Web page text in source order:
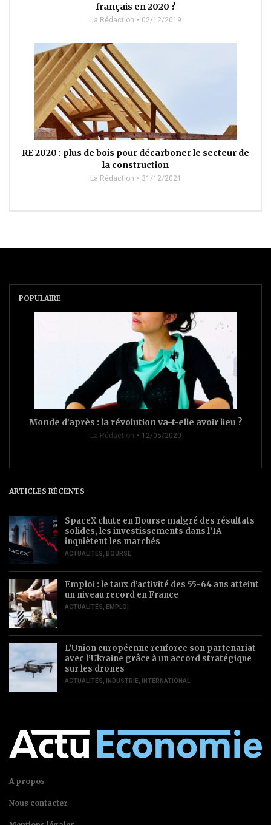
français en 2020 ?
La Rédaction 02/12/2019
RE 2020 : plus de bois pour décarboner le secteur de
la construction
La Rédaction 31/12/2021
POPULAIRE
Monde d’après : la révolution va-t-elle avoir lieu ?
La Rédaction 12/05/2020
ARTICLES RÉCENTS
SpaceX chute en Bourse malgré des résultats
solides, les investissements dans l’IA
inquiètent les marchés
ACTUALITÉS BOURSE
Emploi : le taux d’activité des 55-64 ans atteint
un niveau record en France
ACTUALITÉS EMPLOI
L’Union européenne renforce son partenariat
avec l’Ukraine grâce à un accord stratégique
sur les drones
ACTUALITÉS INDUSTRIE INTERNATIONAL
A propos
Nous contacter